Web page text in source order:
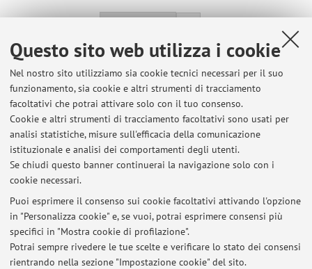
Questo sito web utilizza i cookie
Nel nostro sito utilizziamo sia cookie tecnici necessari per il suo
funzionamento, sia cookie e altri strumenti di tracciamento
facoltativi che potrai attivare solo con il tuo consenso.
Cookie e altri strumenti di tracciamento facoltativi sono usati per
analisi statistiche, misure sull'efficacia della comunicazione
istituzionale e analisi dei comportamenti degli utenti.
Se chiudi questo banner continuerai la navigazione solo con i
cookie necessari.
Puoi esprimere il consenso sui cookie facoltativi attivando l'opzione
in "Personalizza cookie" e, se vuoi, potrai esprimere consensi più
specifici in "Mostra cookie di profilazione".
Potrai sempre rivedere le tue scelte e verificare lo stato dei consensi
rientrando nella sezione "Impostazione cookie" del sito.
Anno Accademico
68008 - LABORATORIO DI LINGUA INGLESE III
(G.I) - 2 cfu
Campus:Bologna
Corso:
Laurea Magistrale a Ciclo Unico in Scienze della
formazione primaria
Ultimi avvisi
Al momento non sono presenti avvisi.